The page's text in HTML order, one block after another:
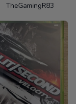
TheGamingR83